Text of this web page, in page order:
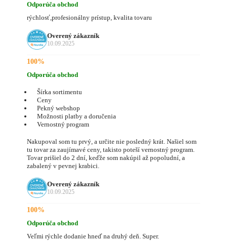
Odporúča obchod
rýchlosť,profesionálny prístup, kvalita tovaru
Overený zákazník
10.09.2025
100%
Odporúča obchod
Šírka sortimentu
Ceny
Pekný webshop
Možnosti platby a doručenia
Vernostný program
Nakupoval som tu prvý, a určite nie posledný krát. Našiel som
tu tovar za zaujímavé ceny, takisto poteší vernostný program.
Tovar prišiel do 2 dní, keďže som nakúpil až popoludní, a
zabalený v pevnej krabici.
Overený zákazník
10.09.2025
100%
Odporúča obchod
Veľmi rýchle dodanie hneď na druhý deň. Super.